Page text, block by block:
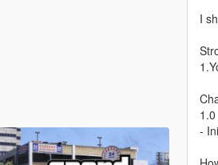
I
1.0
-